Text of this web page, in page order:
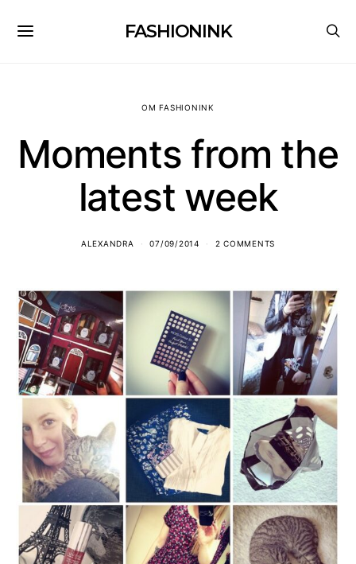
FASHIONINK
OM FASHIONINK
Moments from the
latest week
ALEXANDRA 07/09/2014 2 COMMENTS